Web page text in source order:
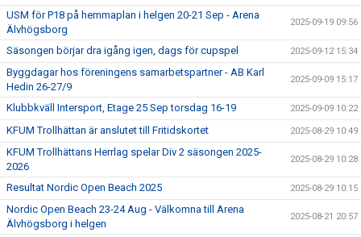
USM för P18 på hemmaplan i helgen 20-21 Sep - Arena
Älvhögsborg
2025-09-19 09:56
Säsongen börjar dra igång igen, dags för cupspel 2025-09-12 15:34
Byggdagar hos föreningens samarbetspartner - AB Karl
Hedin 26-27/9
2025-09-09 15:17
Klubbkväll Intersport, Etage 25 Sep torsdag 16-19 2025-09-09 10:22
KFUM Trollhättan är anslutet till Fritidskortet 2025-08-29 10:49
KFUM Trollhättans Herrlag spelar Div 2 säsongen 2025-
2026
2025-08-29 10:28
Resultat Nordic Open Beach 2025 2025-08-29 10:15
Nordic Open Beach 23-24 Aug - Välkomna till Arena
Älvhögsborg i helgen
2025-08-21 20:57